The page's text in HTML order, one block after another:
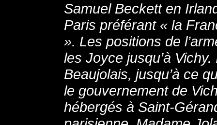
Samuel Beckett en
Paris préférant « la
». Les positions de
les Joyce jusqu’à
Beaujolais, jusqu’à ce
le gouvernement de
hébergés à Saint-